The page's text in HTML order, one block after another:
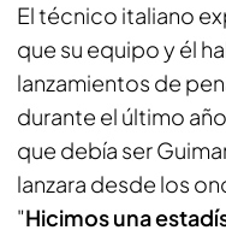
El técnico italiano
que su equipo y él
lanzamientos de
durante el último
que debía ser
lanzara desde los
"Hicimos una